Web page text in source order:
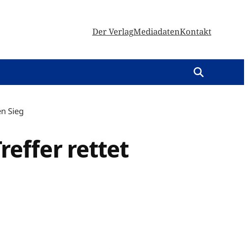
Der VerlagMediadatenKontakt
Sieg
rettet